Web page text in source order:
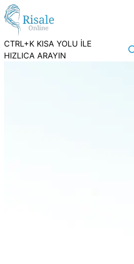
CTRL+K KISA YOLU İLE
HIZLICA ARAYIN